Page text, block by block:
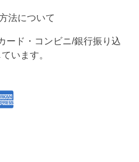
法について
ード・コンビニ/銀行振り込
います。